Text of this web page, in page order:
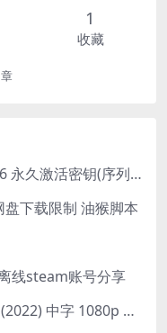
1
收藏
VMware Workstation Pro 16 永久激活密钥(序列号)
下载限制 油猴脚本
线steam账号分享
史前星球 Prehistoric Planet (2022) 中字 1080p 高清 阿里云盘 2022.5.27已更新全集